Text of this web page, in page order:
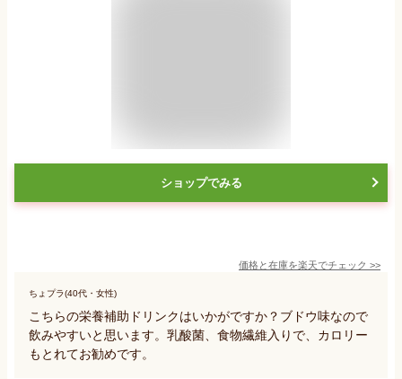
ショップでみる
価格と在庫を楽天でチェック >>
ちょプラ(40代・女性)
こちらの栄養補助ドリンクはいかがですか？ブドウ味なので
飲みやすいと思います。乳酸菌、食物繊維入りで、カロリー
もとれてお勧めです。